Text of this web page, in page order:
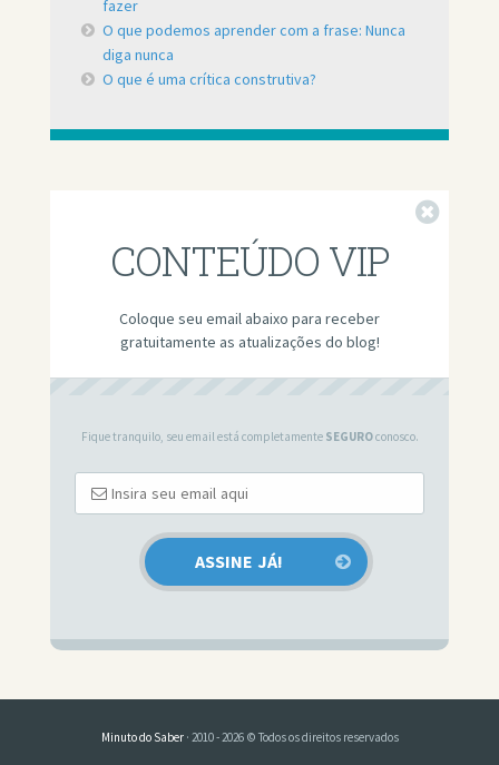
fazer
O que podemos aprender com a frase: Nunca
diga nunca
O que é uma crítica construtiva?
CONTEÚDO VIP
Coloque seu email abaixo para receber
gratuitamente as atualizações do blog!
Fique tranquilo, seu email está completamente SEGUROconosco.
Minuto do Saber· 2010 - 2026 © Todos os direitos reservados